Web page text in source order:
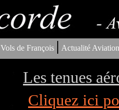
Vols de François | Actualité
Les tenues
Cliquez ici